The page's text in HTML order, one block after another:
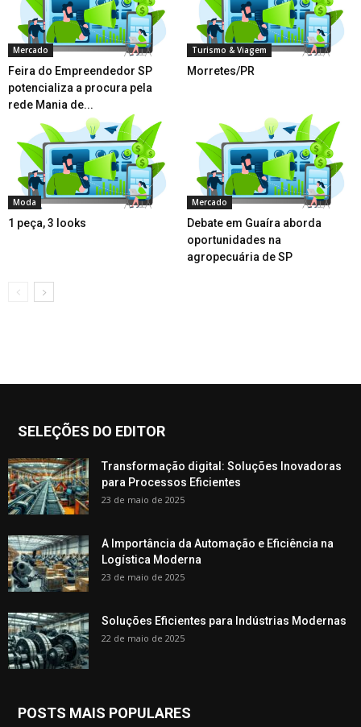
Mercado
Feira do Empreendedor SP
potencializa a procura pela
rede Mania de...
Turismo & Viagem
Morretes/PR
Moda
1 peça, 3 looks
Mercado
Debate em Guaíra aborda
oportunidades na
agropecuária de SP
SELEÇÕES DO EDITOR
Transformação digital: Soluções Inovadoras
para Processos Eficientes
23 de maio de 2025
A Importância da Automação e Eficiência na
Logística Moderna
23 de maio de 2025
Soluções Eficientes para Indústrias Modernas
22 de maio de 2025
POSTS MAIS POPULARES